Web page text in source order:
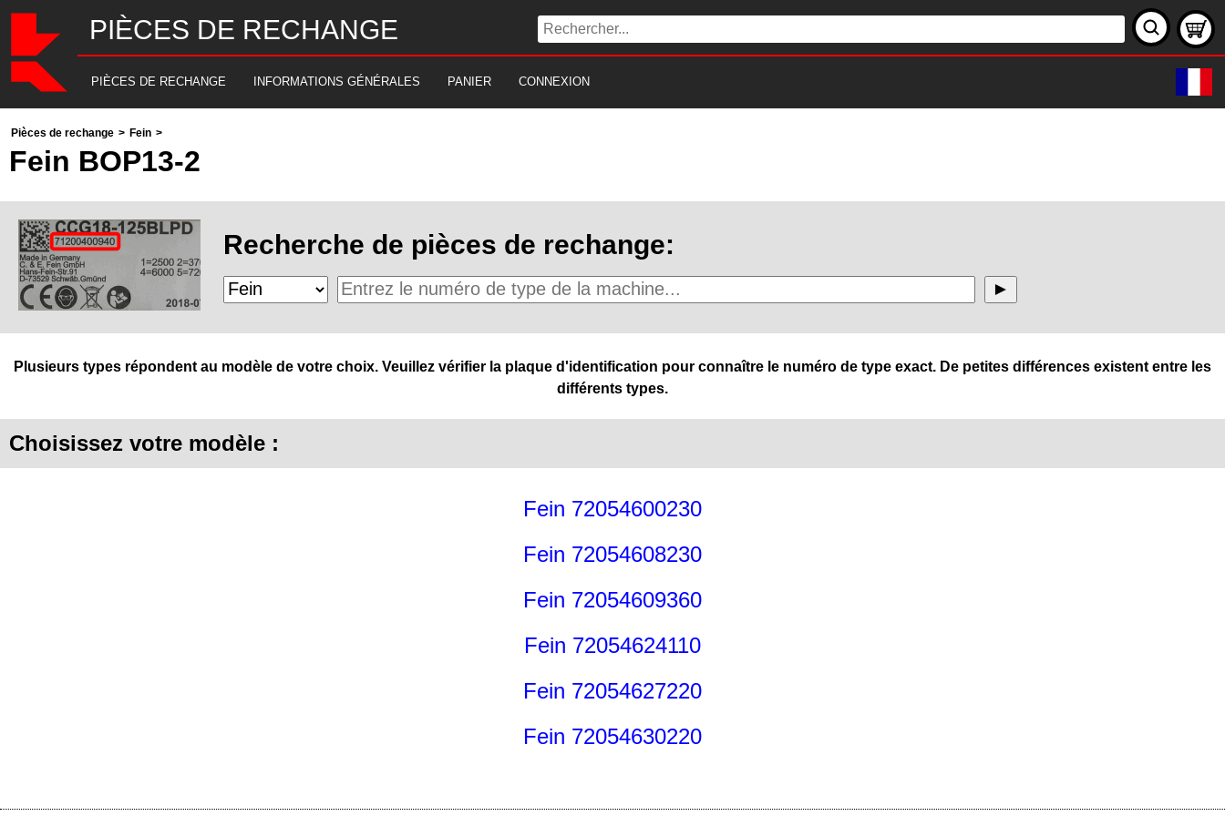
PIÈCES DE RECHANGE
PIÈCES DE RECHANGE INFORMATIONS GÉNÉRALES PANIER CONNEXION
Pièces de rechange > Fein >
Fein BOP13-2
Recherche de pièces de rechange:
Plusieurs types répondent au modèle de votre choix. Veuillez vérifier la plaque d'identification pour connaître le numéro de type exact. De petites différences existent entre les
différents types.
Choisissez votre modèle :
Fein 72054600230
Fein 72054608230
Fein 72054609360
Fein 72054624110
Fein 72054627220
Fein 72054630220